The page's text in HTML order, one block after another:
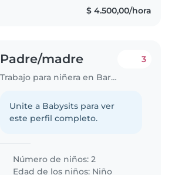
$ 4.500,00/hora
Padre/madre
Trabajo para niñera en Bariloche
3
Unite a Babysits para ver
este perfil completo.
Número de niños: 2
Edad de los niños: Niño